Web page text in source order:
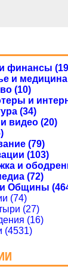
финансы
и медицина
(10)
и
(34)
видео (20)
(79)
(103)
и
(72)
Общины
(74)
(27)
(16)
(4531)